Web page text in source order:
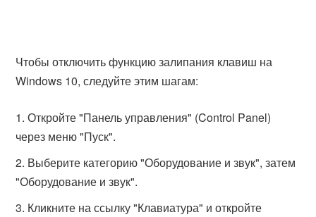
Чтобы отключить функцию залипания клавиш на
Windows 10, следуйте этим шагам:
Откройте "Панель управления" (Control Panel)
через меню "Пуск".
Выберите категорию "Оборудование и звук", затем
"Оборудование и звук".
Кликните на ссылку "Клавиатура" и откройте